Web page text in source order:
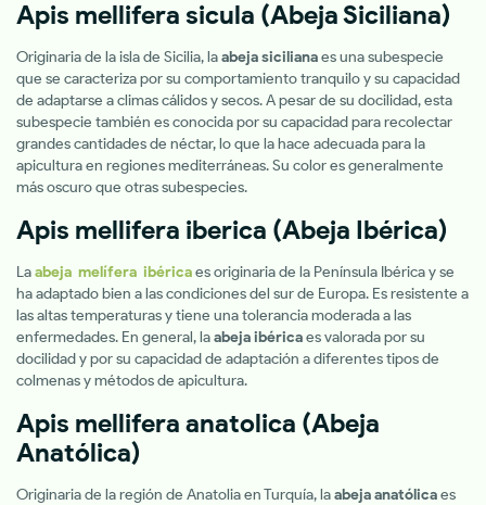
Apis mellifera sicula (Abeja Siciliana)
Originaria de la isla de Sicilia, laabeja sicilianaes una subespecie
que se caracteriza por su comportamiento tranquilo y su capacidad
de adaptarse a climas cálidos y secos. A pesar de su docilidad, esta
subespecie también es conocida por su capacidad para recolectar
grandes cantidades de néctar, lo que la hace adecuada para la
apicultura en regiones mediterráneas. Su color es generalmente
más oscuro que otras subespecies.
Apis mellifera iberica (Abeja Ibérica)
Laabeja melífera ibéricaes originaria de la Península Ibérica y se
ha adaptado bien a las condiciones del sur de Europa. Es resistente a
las altas temperaturas y tiene una tolerancia moderada a las
enfermedades. En general, laabeja ibéricaes valorada por su
docilidad y por su capacidad de adaptación a diferentes tipos de
colmenas y métodos de apicultura.
Apis mellifera anatolica (Abeja
Anatólica)
Originaria de la región de Anatolia en Turquía, laabeja anatólicaes